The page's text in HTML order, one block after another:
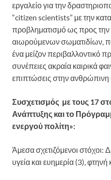
εργαλείο για την
“citizen scientists” με την
προβληματισμό ως προς
αιωρούμενων σωματιδίων,
ένα μείζον περιβαλλοντικό
συνέπειες ακραία καιρικά
επιπτώσεις στην ανθρώπινη
Συσχετισμός με τους 17
Ανάπτυξης και το
ενεργού πολίτη»:
Άμεσα σχετιζόμενοι στόχοι:
υγεία και ευημερία (3),